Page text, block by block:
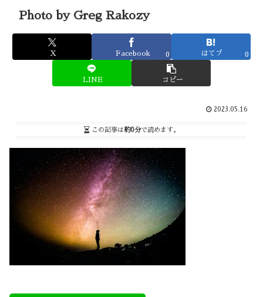
Photo by Greg Rakozy
X Facebook 0 はてブ 0
LINE コピー
2023.05.16
この記事は約0分で読めます。